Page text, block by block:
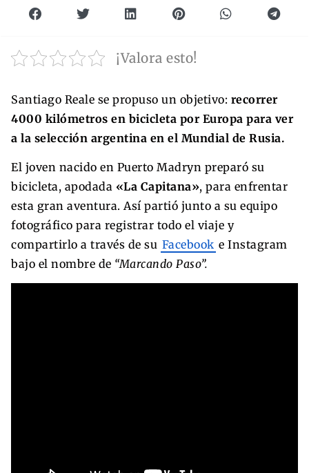
¡Valora esto!
Santiago Reale se propuso un objetivo: recorrer
4000 kilómetros en bicicleta por Europa para ver
a la selección argentina en el Mundial de Rusia.
El joven nacido en Puerto Madryn preparó su
bicicleta, apodada «La Capitana», para enfrentar
esta gran aventura. Así partió junto a su equipo
fotográfico para registrar todo el viaje y
compartirlo a través de su Facebook e Instagram
bajo el nombre de “Marcando Paso”.